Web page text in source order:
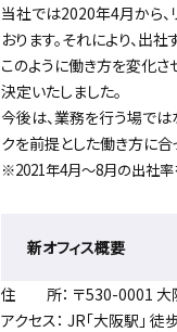
当社では2020年4月から、
おります。それにより、
このように働き方を変化さ
決定いたしました。
今後は、業務を行う場では
クを前提とした働き方に合
※2021年4月～8月の出社率
新オフィス概要
住 所： 〒530-0001 大
アクセス： JR「大阪駅」 徒